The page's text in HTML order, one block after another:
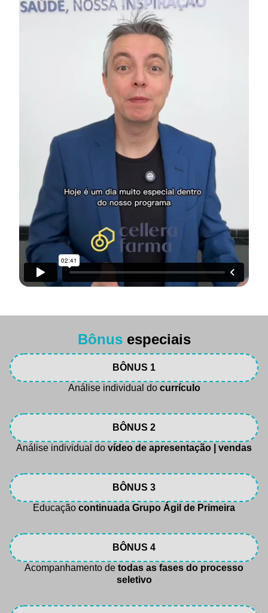
Bônusespeciais
BÔNUS 1
Análise individual do currículo
BÔNUS 2
Análise individual do vídeo de apresentação | vendas
BÔNUS 3
Educação continuada Grupo Ágil de Primeira
BÔNUS 4
Acompanhamento de todas as fases do processo
seletivo